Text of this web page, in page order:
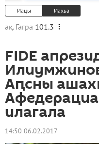
Иацы Иахьа
ақ. Гагра 101.3
FIDE
Аԥсны
илагала
14:50 06.02.2017